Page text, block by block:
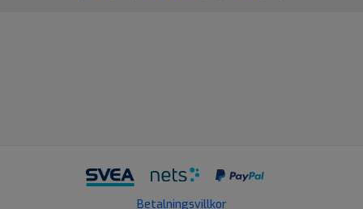
Betalningsvillkor